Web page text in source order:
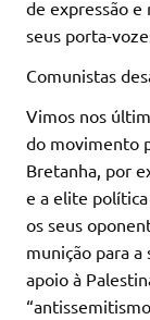
de expressão e
seus porta-
Comunistas
Vimos nos
do movimento
Bretanha, por
e a elite
os seus
munição para
apoio à